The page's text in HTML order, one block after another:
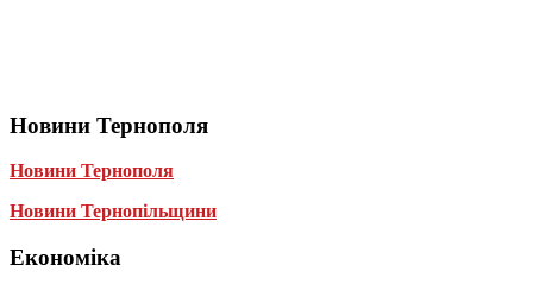
Новини Тернополя
Новини Тернополя
Новини Тернопільщини
Економіка